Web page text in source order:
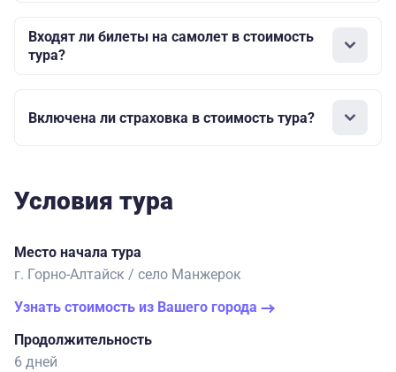
Входят ли билеты на самолет в стоимость
тура?
Включена ли страховка в стоимость тура?
Условия тура
Место начала тура
г. Горно-Алтайск / село Манжерок
Узнать стоимость из Вашего города
Продолжительность
6 дней